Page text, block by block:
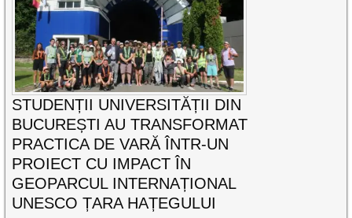
STUDENȚII UNIVERSITĂȚII DIN
BUCUREȘTI AU TRANSFORMAT
PRACTICA DE VARĂ ÎNTR-UN
PROIECT CU IMPACT ÎN
GEOPARCUL INTERNAȚIONAL
UNESCO ȚARA HAȚEGULUI